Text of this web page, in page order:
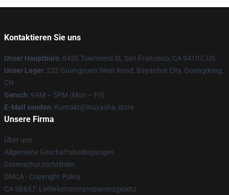
Kontaktieren Sie uns
Unser Hauptbüro: 6450 Townsend St, San Francisco, CA 94107, US
Unser Lager: 222 Guangyuan West Road, Bayanhot City, Guangdong,
CN
Geruch: 9AM – 5PM (Mon – Fri)
E-Mail senden: Kontakt@inuyasha.store
Unsere Firma
Über uns
Allgemeine Geschäftsbedingungen
Datenschutzrichtlinien
DMCA - Copyright Policy
CA SB657: Lieferkettentransparenzgesetz